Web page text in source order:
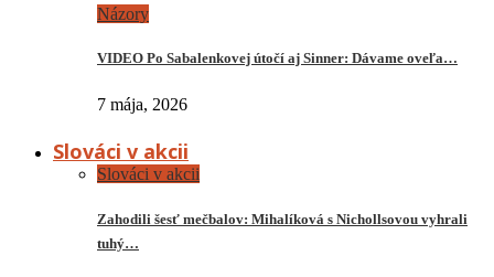
Názory
VIDEO Po Sabalenkovej útočí aj Sinner: Dávame oveľa…
7 mája, 2026
Slováci v akcii
Slováci v akcii
Zahodili šesť mečbalov: Mihalíková s Nichollsovou vyhrali
tuhý…